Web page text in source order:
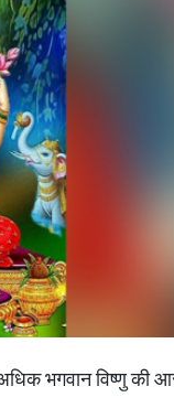
भगवान विष्णु की